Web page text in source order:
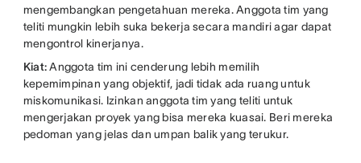
mengembangkan pengetahuan mereka. Anggota tim yang
teliti mungkin lebih suka bekerja secara mandiri agar dapat
mengontrol kinerjanya.
Kiat:Anggota tim ini cenderung lebih memilih
kepemimpinan yang objektif, jadi tidak ada ruang untuk
miskomunikasi. Izinkan anggota tim yang teliti untuk
mengerjakan proyek yang bisa mereka kuasai. Beri mereka
pedoman yang jelas dan umpan balik yang terukur.